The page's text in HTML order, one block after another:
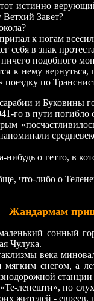
верующий
Ветхий Завет?
к ногам
знак протеста
подобного
вернуться,
по
и Буковины
в пути погибло
о гетто, в
либо о
Жандармам
сонный
Чулука.
века миновали
снегом, а
станции
по слухам,
жителей -евреев,